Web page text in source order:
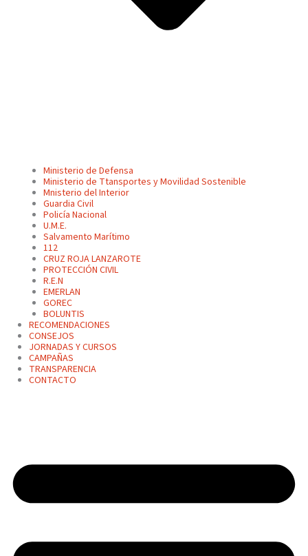
Ministerio de Defensa
Ministerio de Ttansportes y Movilidad Sostenible
Mnisterio del Interior
Guardia Civil
Policía Nacional
U.M.E.
Salvamento Marítimo
112
CRUZ ROJA LANZAROTE
PROTECCIÓN CIVIL
R.E.N
EMERLAN
GOREC
BOLUNTIS
RECOMENDACIONES
CONSEJOS
JORNADAS Y CURSOS
CAMPAÑAS
TRANSPARENCIA
CONTACTO